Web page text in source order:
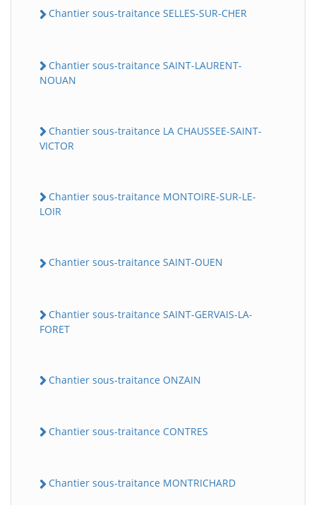
Chantier sous-traitance SELLES-SUR-CHER
Chantier sous-traitance SAINT-LAURENT-
NOUAN
Chantier sous-traitance LA CHAUSSEE-SAINT-
VICTOR
Chantier sous-traitance MONTOIRE-SUR-LE-
LOIR
Chantier sous-traitance SAINT-OUEN
Chantier sous-traitance SAINT-GERVAIS-LA-
FORET
Chantier sous-traitance ONZAIN
Chantier sous-traitance CONTRES
Chantier sous-traitance MONTRICHARD